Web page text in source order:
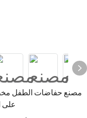
مصنع حفاضات الطفل
على